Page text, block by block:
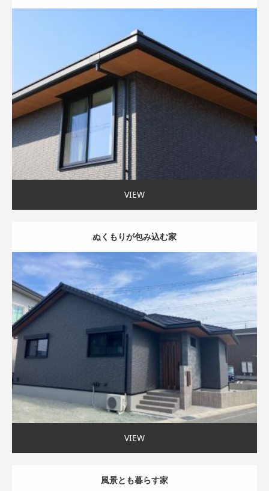
モダン外観 家事ラク動線 40〜45坪まで
VIEW
ぬくもりが包み込む家
モダン外観 吹抜け 家事ラク動線 〜35坪まで
VIEW
風景とも暮らす家